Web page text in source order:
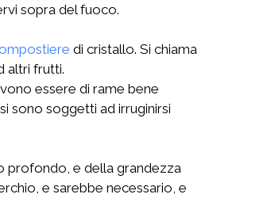
sopra del fuoco.
di cristallo. Si chiama
altri frutti.
essere di rame bene
sono soggetti ad irruginirsi
profondo, e della grandezza
e sarebbe necessario, e